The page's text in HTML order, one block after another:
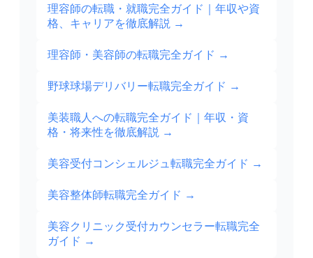
理容師の転職・就職完全ガイド｜年収や資
格、キャリアを徹底解説 →
理容師・美容師の転職完全ガイド →
野球球場デリバリー転職完全ガイド →
美装職人への転職完全ガイド｜年収・資
格・将来性を徹底解説 →
美容受付コンシェルジュ転職完全ガイド →
美容整体師転職完全ガイド →
美容クリニック受付カウンセラー転職完全
ガイド →